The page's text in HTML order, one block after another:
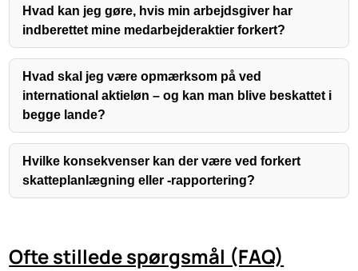
Hvad kan jeg gøre, hvis min arbejdsgiver har
indberettet mine medarbejderaktier forkert?
Hvad skal jeg være opmærksom på ved
international aktieløn – og kan man blive beskattet i
begge lande?
Hvilke konsekvenser kan der være ved forkert
skatteplanlægning eller -rapportering?
Ofte stillede spørgsmål (FAQ)